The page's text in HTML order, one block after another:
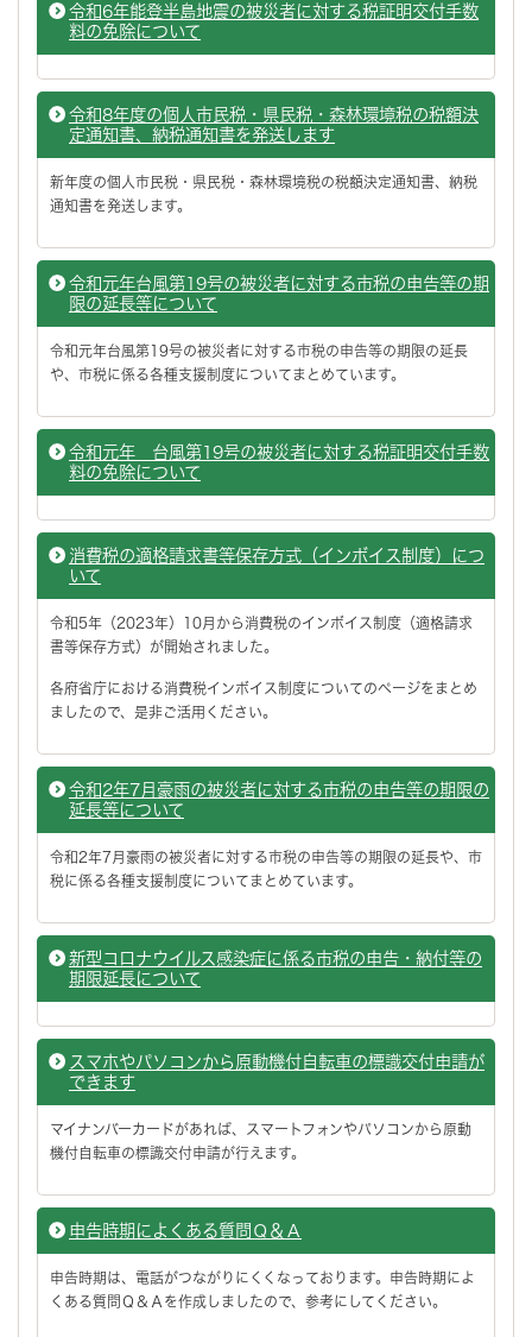
令和6年能登半島地震の被災者に対する税証明交付手数
料の免除について
令和8年度の個人市民税・県民税・森林環境税の税額決
定通知書、納税通知書を発送します
新年度の個人市民税・県民税・森林環境税の税額決定通知書、納税
通知書を発送します。
令和元年台風第19号の被災者に対する市税の申告等の期
限の延長等について
令和元年台風第19号の被災者に対する市税の申告等の期限の延長
や、市税に係る各種支援制度についてまとめています。
令和元年 台風第19号の被災者に対する税証明交付手数
料の免除について
消費税の適格請求書等保存方式（インボイス制度）につ
いて
令和5年（2023年）10月から消費税のインボイス制度（適格請求
書等保存方式）が開始されました。
各府省庁における消費税インボイス制度についてのページをまとめ
ましたので、是非ご活用ください。
令和2年7月豪雨の被災者に対する市税の申告等の期限の
延長等について
令和2年7月豪雨の被災者に対する市税の申告等の期限の延長や、市
税に係る各種支援制度についてまとめています。
新型コロナウイルス感染症に係る市税の申告・納付等の
期限延長について
スマホやパソコンから原動機付自転車の標識交付申請が
できます
マイナンバーカードがあれば、スマートフォンやパソコンから原動
機付自転車の標識交付申請が行えます。
申告時期によくある質問Ｑ＆Ａ
申告時期は、電話がつながりにくくなっております。申告時期によ
くある質問Ｑ＆Ａを作成しましたので、参考にしてください。